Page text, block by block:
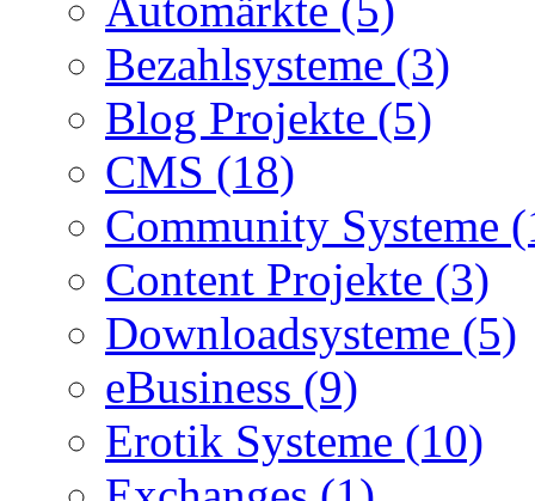
Bezahlsysteme (3)
Blog Projekte (5)
CMS (18)
Community Systeme
Content Projekte (3)
Downloadsysteme (5)
eBusiness (9)
Erotik Systeme (10)